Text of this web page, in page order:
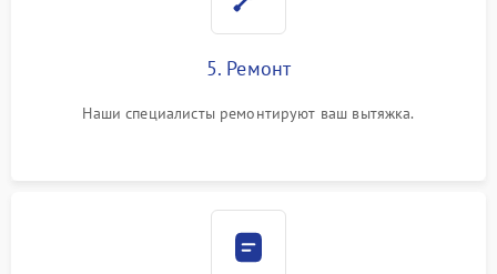
5. Ремонт
Наши специалисты ремонтируют ваш вытяжка.